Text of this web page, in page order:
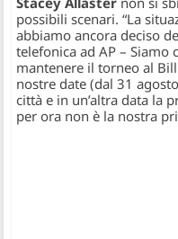
possibili scenari.“La
abbiamo ancora deciso
telefonica ad AP –Siamo
mantenere il torneo al
nostre date (dal 31
città e in un’altra data la
per ora non è la nostra